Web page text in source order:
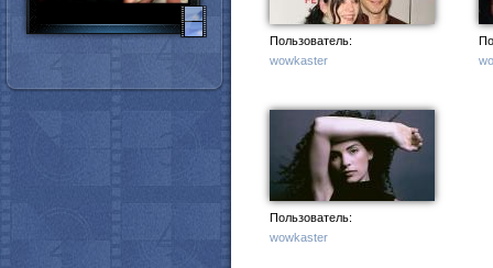
Пользователь:
wowkaster
Пользователь:
wowkaster